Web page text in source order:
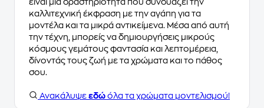
είναι μια δραστηριότητα που συνδυάζει την
καλλιτεχνική έκφραση με την αγάπη για τα
μοντέλα και τα μικρά αντικείμενα. Μέσα από αυτή
την τέχνη, μπορείς να δημιουργήσεις μικρούς
κόσμους γεμάτους φαντασία και λεπτομέρεια,
δίνοντάς τους ζωή με τα χρώματα και το πάθος
σου.
Ανακάλυψε εδώ όλα τα χρώματα μοντελισμού!